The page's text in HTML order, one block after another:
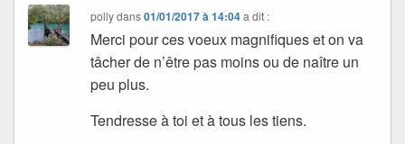
pollydans01/01/2017 à 14:04 a dit :
Merci pour ces voeux magnifiques et on va
tâcher de n’être pas moins ou de naître un
peu plus.
Tendresse à toi et à tous les tiens.